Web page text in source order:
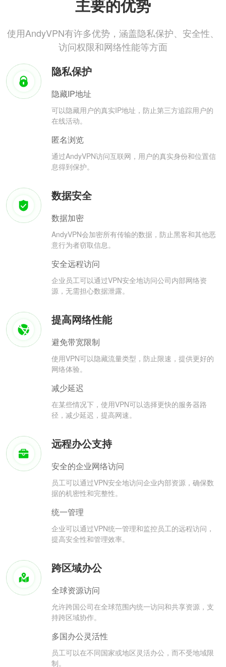
主要的优势
使用AndyVPN有许多优势，涵盖隐私保护、安全性、
访问权限和网络性能等方面
隐私保护
隐藏IP地址
可以隐藏用户的真实IP地址，防止第三方追踪用户的
在线活动。
匿名浏览
通过AndyVPN访问互联网，用户的真实身份和位置信
息得到保护。
数据安全
数据加密
AndyVPN会加密所有传输的数据，防止黑客和其他恶
意行为者窃取信息。
安全远程访问
企业员工可以通过VPN安全地访问公司内部网络资
源，无需担心数据泄露。
提高网络性能
避免带宽限制
使用VPN可以隐藏流量类型，防止限速，提供更好的
网络体验。
减少延迟
在某些情况下，使用VPN可以选择更快的服务器路
径，减少延迟，提高网速。
远程办公支持
安全的企业网络访问
员工可以通过VPN安全地访问企业内部资源，确保数
据的机密性和完整性。
统一管理
企业可以通过VPN统一管理和监控员工的远程访问，
提高安全性和管理效率。
跨区域办公
全球资源访问
允许跨国公司在全球范围内统一访问和共享资源，支
持跨区域协作。
多国办公灵活性
员工可以在不同国家或地区灵活办公，而不受地域限
制。